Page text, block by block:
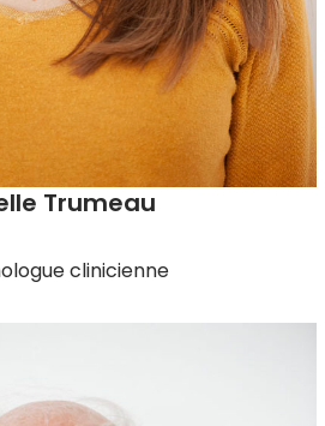
Trumeau
clinicienne